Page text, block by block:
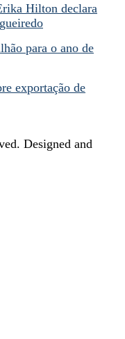
Hilton declara
para o ano de
exportação de
Designed and